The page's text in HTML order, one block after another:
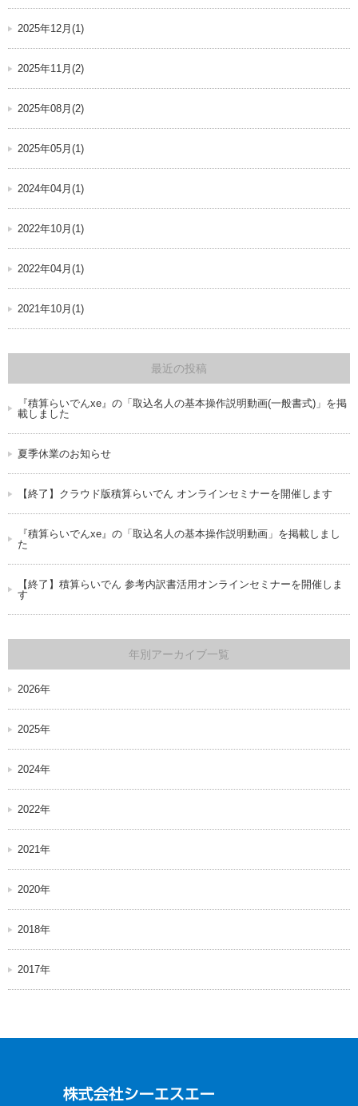
2025年12月(1)
2025年11月(2)
2025年08月(2)
2025年05月(1)
2024年04月(1)
2022年10月(1)
2022年04月(1)
2021年10月(1)
最近の投稿
『積算らいでんxe』の「取込名人の基本操作説明動画(一般書式)」を掲
載しました
夏季休業のお知らせ
【終了】クラウド版積算らいでん オンラインセミナーを開催します
『積算らいでんxe』の「取込名人の基本操作説明動画」を掲載しまし
た
【終了】積算らいでん 参考内訳書活用オンラインセミナーを開催しま
す
年別アーカイブ一覧
2026年
2025年
2024年
2022年
2021年
2020年
2018年
2017年